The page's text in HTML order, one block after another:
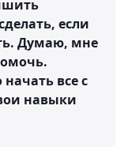
если
Думаю, мне
все с
навыки